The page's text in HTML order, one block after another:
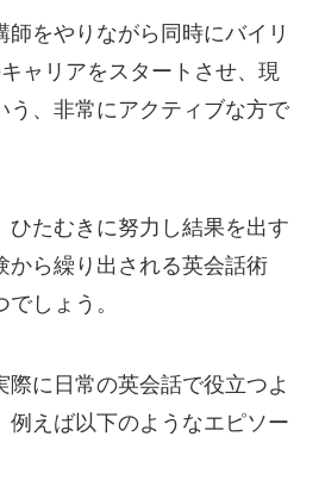
師をやりながら同時にバイリ
ャリアをスタートさせ、現
う、非常にアクティブな方で
ひたむきに努力し結果を出す
から繰り出される英会話術
しょう。
際に日常の英会話で役立つよ
例えば以下のようなエピソー